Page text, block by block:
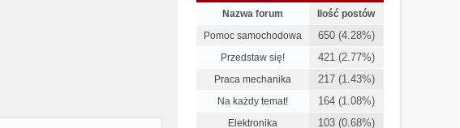
Nazwa forum
Ilość postów
Pomoc samochodowa
650 (4.28%)
Przedstaw się! 421 (2.77%)
Praca mechanika 217 (1.43%)
Na każdy temat! 164 (1.08%)
Elektronika 103 (0.68%)